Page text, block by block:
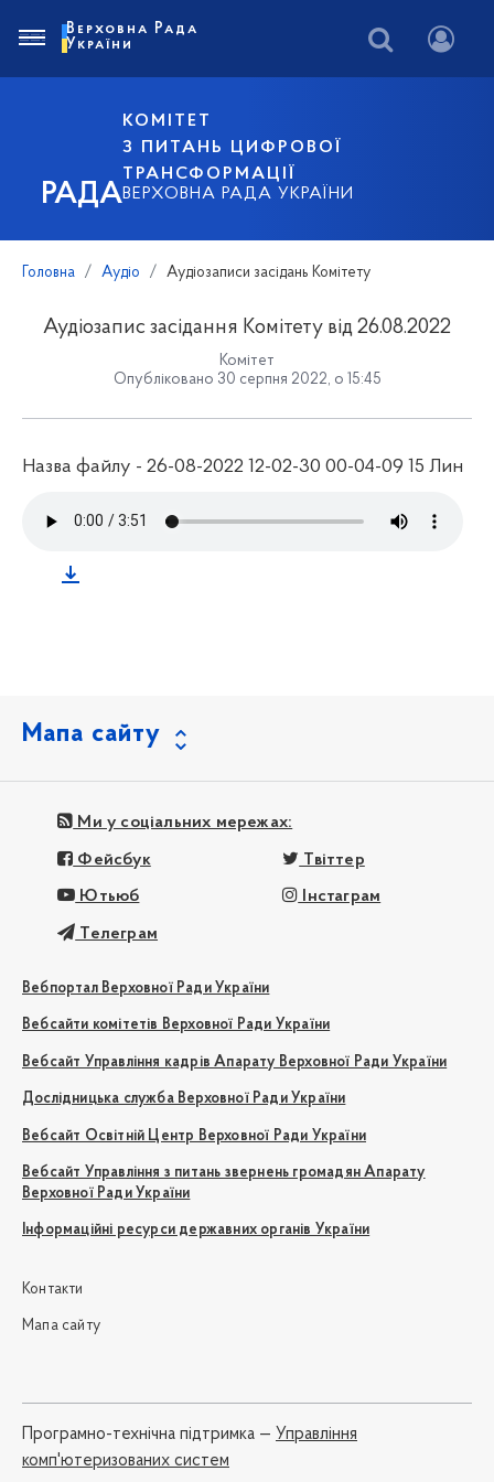
РАДА
КОМІТЕТ
З ПИТАНЬ ЦИФРОВОЇ
ТРАНСФОРМАЦІЇ
ВЕРХОВНА РАДА УКРАЇНИ
Верховна Рада
України
Головна Аудіо Аудіозаписи засідань Комітету
Аудіозапис засідання Комітету від 26.08.2022
Комітет
Опубліковано 30 серпня 2022, о 15:45
Назва файлу - 26-08-2022 12-02-30 00-04-09 15 Лин
Мапа сайту
Ми у соціальних мережах:
Фейсбук Твіттер
Ютьюб Інстаграм
Телеграм
Вебпортал Верховної Ради України
Вебсайти комітетів Верховної Ради України
Вебсайт Управління кадрів Апарату Верховної Ради України
Дослідницька служба Верховної Ради України
Вебсайт Освітній Центр Верховної Ради України
Вебсайт Управління з питань звернень громадян Апарату
Верховної Ради України
Інформаційні ресурси державних органів України
Контакти
Мапа сайту
Програмно-технічна підтримка — Управління
комп'ютеризованих систем